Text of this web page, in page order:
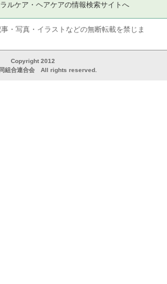
ルケア・ヘアケアの情報検索サイトへ
・写真・イラストなどの無断転載を禁じま
Copyright 2012
同組合連合会 All rights reserved.